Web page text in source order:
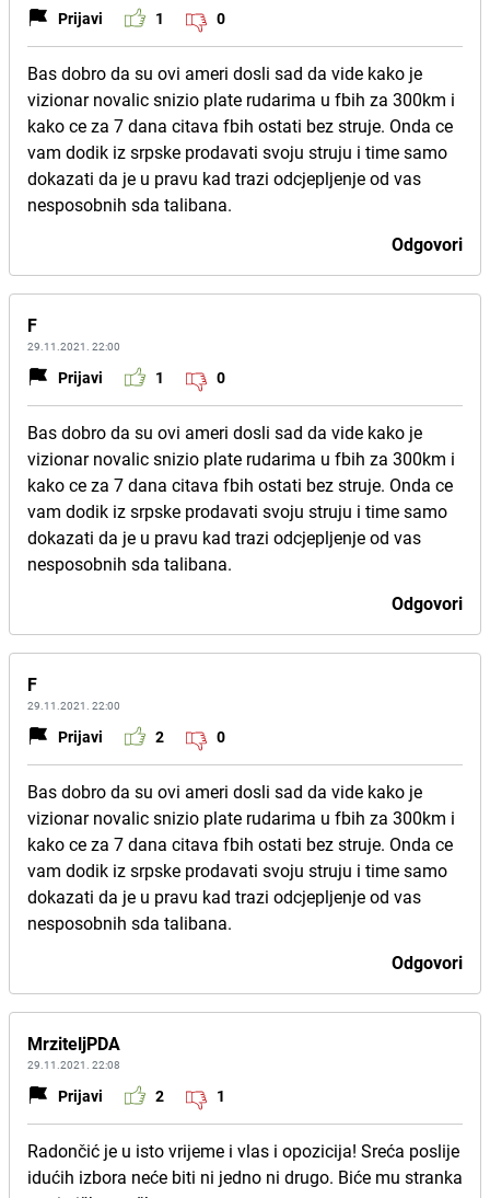
Prijavi 1 0
Bas dobro da su ovi ameri dosli sad da vide kako je
vizionar novalic snizio plate rudarima u fbih za 300km i
kako ce za 7 dana citava fbih ostati bez struje. Onda ce
vam dodik iz srpske prodavati svoju struju i time samo
dokazati da je u pravu kad trazi odcjepljenje od vas
nesposobnih sda talibana.
Odgovori
F
29.11.2021. 22:00
Prijavi 1 0
Bas dobro da su ovi ameri dosli sad da vide kako je
vizionar novalic snizio plate rudarima u fbih za 300km i
kako ce za 7 dana citava fbih ostati bez struje. Onda ce
vam dodik iz srpske prodavati svoju struju i time samo
dokazati da je u pravu kad trazi odcjepljenje od vas
nesposobnih sda talibana.
Odgovori
F
29.11.2021. 22:00
Prijavi 2 0
Bas dobro da su ovi ameri dosli sad da vide kako je
vizionar novalic snizio plate rudarima u fbih za 300km i
kako ce za 7 dana citava fbih ostati bez struje. Onda ce
vam dodik iz srpske prodavati svoju struju i time samo
dokazati da je u pravu kad trazi odcjepljenje od vas
nesposobnih sda talibana.
Odgovori
MrziteljPDA
29.11.2021. 22:08
Prijavi 2 1
Radončić je u isto vrijeme i vlas i opozicija! Sreća poslije
idućih izbora neće biti ni jedno ni drugo. Biće mu stranka